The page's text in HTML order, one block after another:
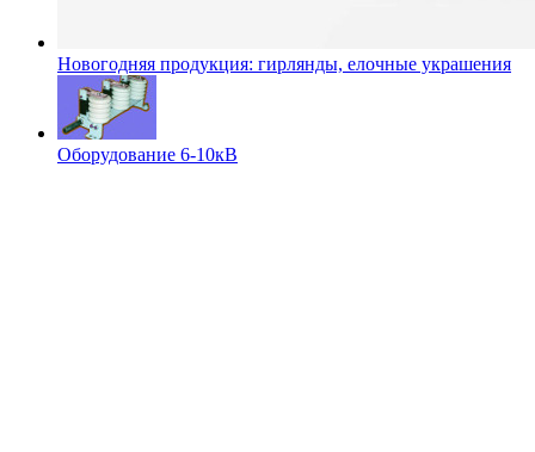
Новогодняя продукция: гирлянды, елочные украшения
Оборудование 6-10кВ